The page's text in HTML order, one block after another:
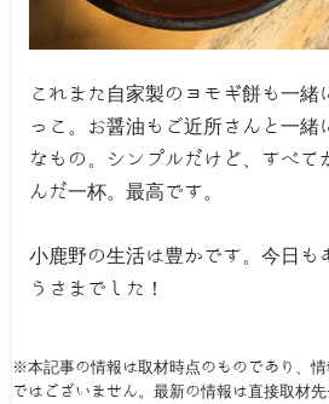
これまた自家製のヨモギ餅も一
っこ。お醤油もご近所さんと一緒
なもの。シンプルだけど、すべて
んだ一杯。最高です。
小鹿野の生活は豊かです。今日も
うさまでした！
※本記事の情報は取材時点のものであり、
ではございません。最新の情報は直接取材先